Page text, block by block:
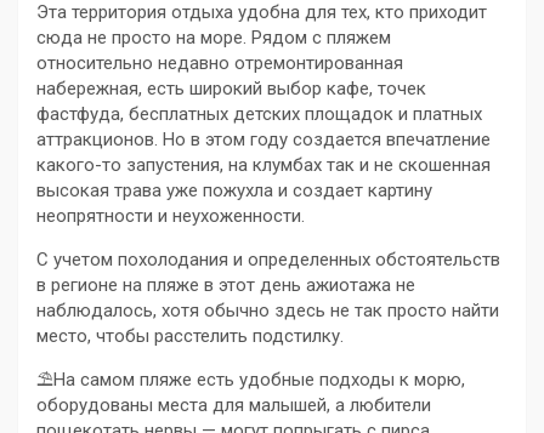
Эта территория отдыха удобна для тех, кто приходит
сюда не просто на море. Рядом с пляжем
относительно недавно отремонтированная
набережная, есть широкий выбор кафе, точек
фастфуда, бесплатных детских площадок и платных
аттракционов. Но в этом году создается впечатление
какого-то запустения, на клумбах так и не скошенная
высокая трава уже пожухла и создает картину
неопрятности и неухоженности.
С учетом похолодания и определенных обстоятельств
в регионе на пляже в этот день ажиотажа не
наблюдалось, хотя обычно здесь не так просто найти
место, чтобы расстелить подстилку.
⛱На самом пляже есть удобные подходы к морю,
оборудованы места для малышей, а любители